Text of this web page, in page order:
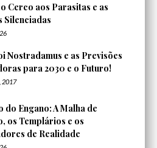
Cerco aos Parasitas e as
Silenciadas
Nostradamus e as Previsões
para 2030 e o Futuro!
2017
do Engano: A Malha de
os Templários e os
de Realidade